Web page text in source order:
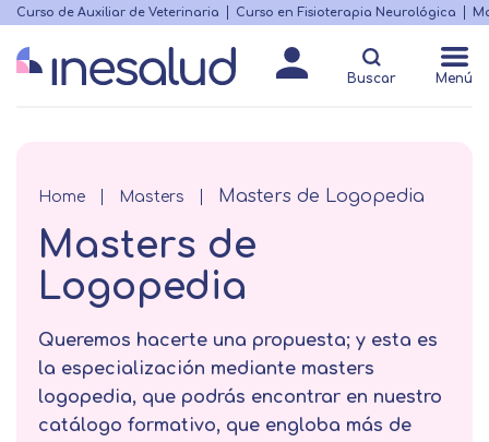
Skip
main
content
Menú
destacado
Curso de Auxiliar de Veterinaria Curso en Fisioterapia Neurológica
Buscar Menú
Breadcrumb
Home Masters Masters de Logopedia
Masters de
Logopedia
Queremos hacerte una propuesta; y esta es
la especialización mediante masters
logopedia, que podrás encontrar en nuestro
catálogo formativo, que engloba más de
Matricularme